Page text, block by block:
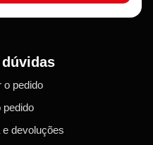
o pedido
pedido
devoluções